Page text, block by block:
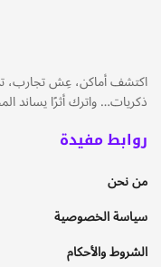
اكتشف أماكن، عِش تجارب،
ذكريات… واترك أثرًا يساند
روابط مفيدة
من نحن
سياسة الخصوصية
الشروط والأحكام